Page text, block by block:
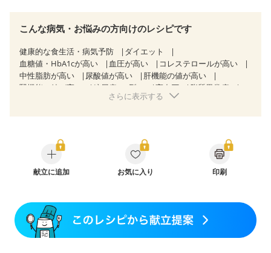
こんな病気・お悩みの方向けのレシピです
健康的な食生活・病気予防
ダイエット
血糖値・HbA1cが高い
血圧が高い
コレステロールが高い
中性脂肪が高い
尿酸値が高い
肝機能の値が高い
腎機能の値が高い
糖尿病（2型） 高血圧
脂質異常症
狭心症 心筋梗塞
CKD（ステージ２）
CKD（ステージ３a）
CKD（ステージ３b）
乳がん（抗がん剤治療中）
乳がん（ホルモン療法中）
乳がん（放射線治療中）
妊婦健診・血圧が気になる（初期）
妊婦健診・血糖値が気になる（初期）
妊娠高血圧(中期)
妊娠糖尿病(初期)
さらに表示する
献立に追加 お気に入り 印刷